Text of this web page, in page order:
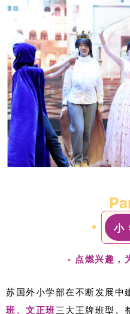
小
- 点燃兴趣，
苏国外小学部在不断发展中
班、文正班三大王牌班型。